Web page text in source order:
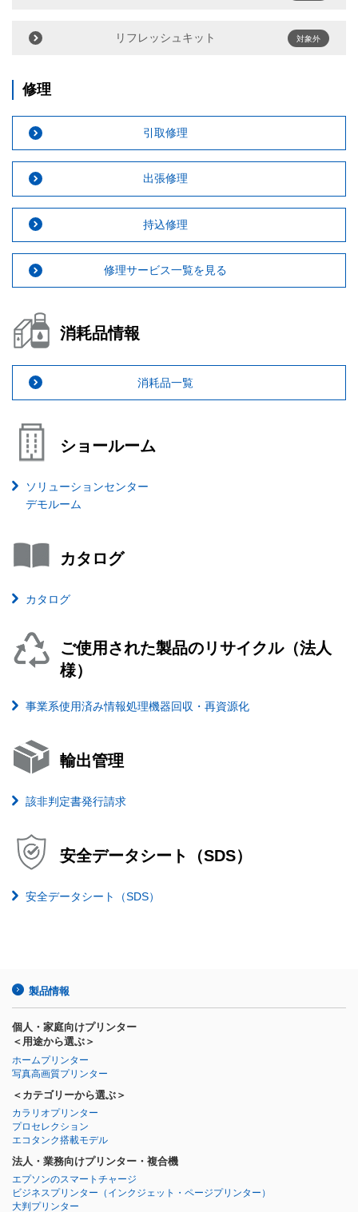
リフレッシュキット 対象外
修理
引取修理
出張修理
持込修理
修理サービス一覧を見る
消耗品情報
消耗品一覧
ショールーム
ソリューションセンター
デモルーム
カタログ
カタログ
ご使用された製品のリサイクル（法人
様）
事業系使用済み情報処理機器回収・再資源化
輸出管理
該非判定書発行請求
安全データシート（SDS）
安全データシート（SDS）
製品情報
個人・家庭向けプリンター
＜用途から選ぶ＞
ホームプリンター
写真高画質プリンター
＜カテゴリーから選ぶ＞
カラリオプリンター
プロセレクション
エコタンク搭載モデル
法人・業務向けプリンター・複合機
エプソンのスマートチャージ
ビジネスプリンター （インクジェット・ページプリンター）
大判プリンター